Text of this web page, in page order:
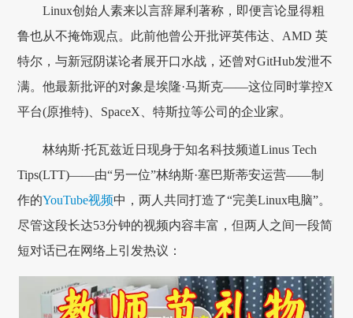
Linux创始人素来以言辞犀利著称，即便言论显得粗
鲁也从不掩饰观点。此前他曾公开批评英伟达、AMD 英
特尔，与新冠阴谋论者展开口水战，还曾对GitHub发泄不
满。他最新批评的对象是埃隆·马斯克——这位同时掌控X
平台(原推特)、SpaceX、特斯拉等公司的企业家。
林纳斯·托瓦兹近日现身于知名科技频道Linus Tech
Tips(LTT)——由“另一位”林纳斯·塞巴斯蒂安运营——制
作的YouTube视频中，两人共同打造了“完美Linux电脑”。
尽管这段长达53分钟的视频内容丰富，但两人之间一段简
短对话已在网络上引发热议：